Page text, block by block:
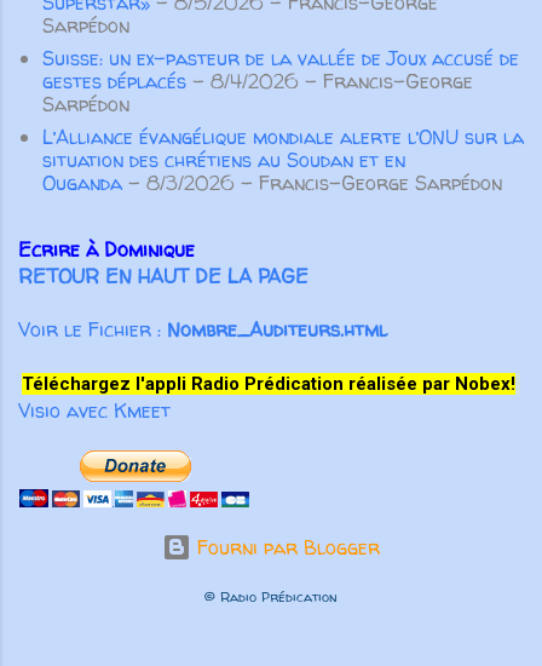
spirituelle des autres croyants. Pas
“font du bien au corps”, m...
Sarpédon
Suisse: un ex-pasteur de la vallée de Joux accusé de
gestes déplacés - 8/4/2026 - Francis-George
Sarpédon
L’Alliance évangélique mondiale alerte l’ONU sur la
situation des chrétiens au Soudan et en
Ouganda - 8/3/2026 - Francis-George Sarpédon
Ecrire à Dominique
RETOUR EN HAUT DE LA PAGE
Voir le Fichier : Nombre_Auditeurs.html
Téléchargez l'appli Radio Prédication réalisée par Nobex!
Visio avec Kmeet
Fourni par Blogger
© Radio Prédication